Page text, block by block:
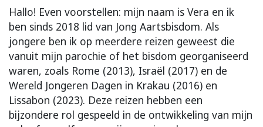
Hallo! Even voorstellen: mijn naam is Vera en ik
ben sinds 2018 lid van Jong Aartsbisdom. Als
jongere ben ik op meerdere reizen geweest die
vanuit mijn parochie of het bisdom georganiseerd
waren, zoals Rome (2013), Israël (2017) en de
Wereld Jongeren Dagen in Krakau (2016) en
Lissabon (2023). Deze reizen hebben een
bijzondere rol gespeeld in de ontwikkeling van mijn